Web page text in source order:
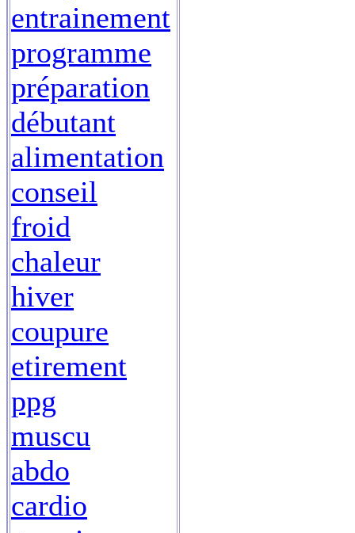
entrainement
programme
préparation
débutant
alimentation
conseil
froid
chaleur
hiver
coupure
etirement
ppg
muscu
abdo
cardio